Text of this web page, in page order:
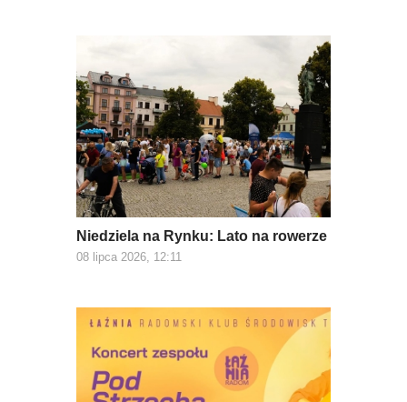
Niedziela na Rynku: Lato na rowerze
08 lipca 2026, 12:11